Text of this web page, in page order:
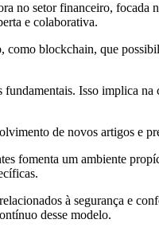
no setor financeiro, focada
e colaborativa.
blockchain, que
Isso implica
de novos artigos e
fomenta um ambiente
à segurança e
desse modelo.